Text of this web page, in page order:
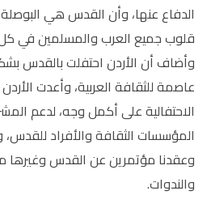
الدفاع عنها، وأن القدس هي البوصلة
قلوب جميع العرب والمسلمين في
وأضاف أن الأردن احتفلت بالقدس
عاصمة للثقافة العربية، وأعدت
الاحتفالية على أكمل وجه، لدعم
وعقدنا مؤتمرين عن القدس وغيرها
والندوات.